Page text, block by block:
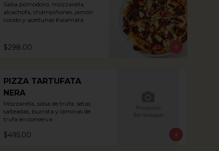
Salsa pomodoro, mozzarella,
alcachofa, champiñones, jamón
cocido y aceitunas Kalamata
$298.00
PIZZA TARTUFATA
NERA
Mozzarella, salsa de trufa, setas
salteadas, burrata y láminas de
trufa en conserva
$495.00